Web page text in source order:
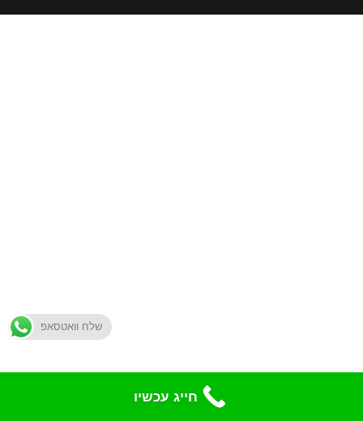
שלח וואטסאפ
חייג עכשיו